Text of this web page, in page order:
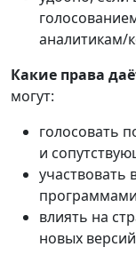
аналитикам/
Какие права
могут:
голосовать
и
участвовать
влиять на
новых